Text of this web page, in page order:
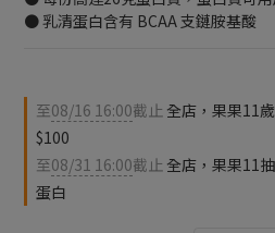
● 乳清蛋白含有 BCAA 支鏈胺基酸
至08/16 16:00截止 全店，果果11
$100
至08/31 16:00截止 全店，果果11
蛋白